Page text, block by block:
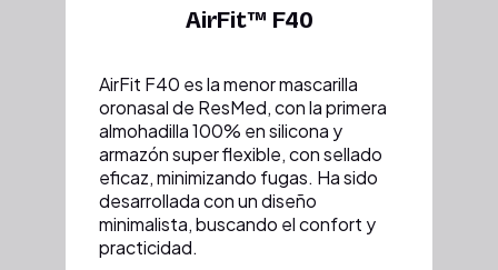
AirFit™ F40
AirFit F40 es la menor mascarilla
oronasal de ResMed, con la primera
almohadilla 100% en silicona y
armazón super flexible, con sellado
eficaz, minimizando fugas. Ha sido
desarrollada con un diseño
minimalista, buscando el confort y
practicidad.